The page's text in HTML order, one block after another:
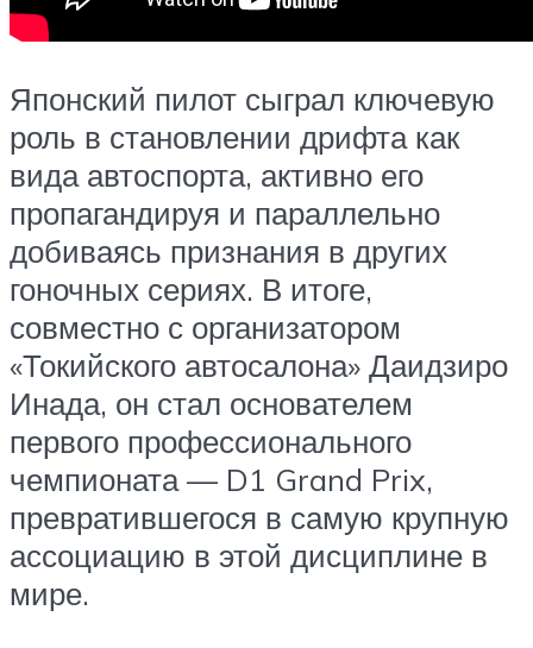
Японский пилот сыграл ключевую
роль в становлении дрифта как
вида автоспорта, активно его
пропагандируя и параллельно
добиваясь признания в других
гоночных сериях. В итоге,
совместно с организатором
«Токийского автосалона» Даидзиро
Инада, он стал основателем
первого профессионального
чемпионата — D1 Grand Prix,
превратившегося в самую крупную
ассоциацию в этой дисциплине в
мире.